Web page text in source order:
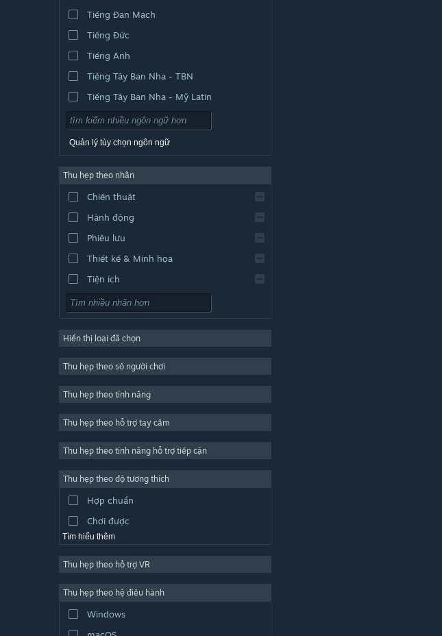
Tiếng Đan Mạch
Tiếng Đức
Tiếng Anh
Tiếng Tây Ban Nha - TBN
Tiếng Tây Ban Nha - Mỹ Latin
Quản lý tùy chọn ngôn ngữ
Thu hẹp theo nhãn
Chiến thuật
Hành động
Phiêu lưu
Thiết kế & Minh họa
Tiện ích
Chơi miễn phí
Trực tuyến nhiều người chơi
Indie
Đơn giản
Mô phỏng
Sản xuất video
Chỉnh sửa ảnh
Hiển thị loại đã chọn
Thu hẹp theo số người chơi
Thu hẹp theo tính năng
Thu hẹp theo hỗ trợ tay cầm
Thu hẹp theo tính năng hỗ trợ tiếp cận
Thu hẹp theo độ tương thích
Hợp chuẩn
Chơi được
Tìm hiểu thêm
Thu hẹp theo hỗ trợ VR
Thu hẹp theo hệ điều hành
Windows